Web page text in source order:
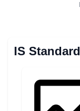
IS Standard